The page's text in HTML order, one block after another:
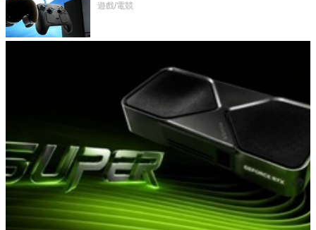
遊戲/電競